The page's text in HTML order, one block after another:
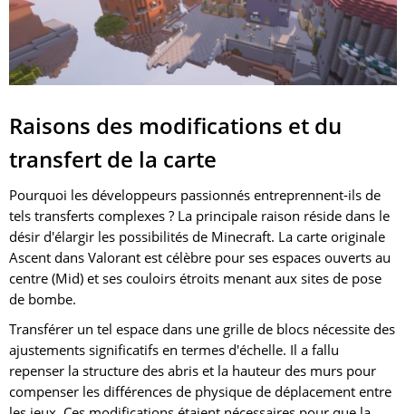
Raisons des modifications et du
transfert de la carte
Pourquoi les développeurs passionnés entreprennent-ils de
tels transferts complexes ? La principale raison réside dans le
désir d'élargir les possibilités de Minecraft. La carte originale
Ascent dans Valorant est célèbre pour ses espaces ouverts au
centre (Mid) et ses couloirs étroits menant aux sites de pose
de bombe.
Transférer un tel espace dans une grille de blocs nécessite des
ajustements significatifs en termes d'échelle. Il a fallu
repenser la structure des abris et la hauteur des murs pour
compenser les différences de physique de déplacement entre